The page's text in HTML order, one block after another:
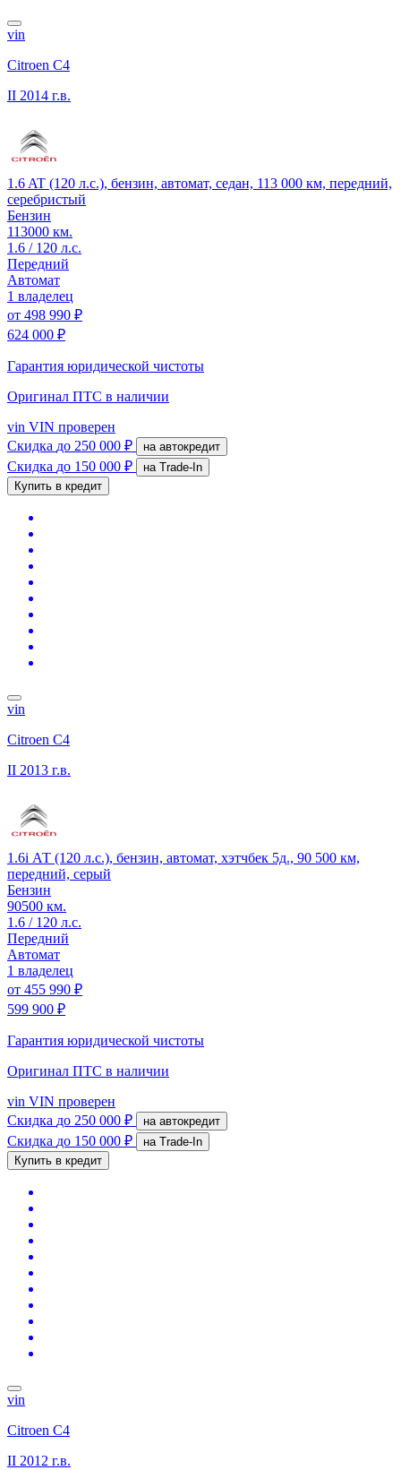
vin
Citroen C4
II 2014 г.в.
1.6 AT (120 л.с.), бензин, автомат, седан, 113 000 км, передний,
серебристый
Бензин
113000 км.
1.6 / 120 л.с.
Передний
Автомат
1 владелец
от 498 990 ₽
624 000 ₽
Гарантия юридической чистоты
Оригинал ПТС в наличии
vin VIN проверен
Скидка до 250 000 ₽ на автокредит
Скидка до 150 000 ₽
на Trade-In
Купить в кредит
vin
Citroen C4
II 2013 г.в.
1.6i АТ (120 л.с.), бензин, автомат, хэтчбек 5д., 90 500 км,
передний, серый
Бензин
90500 км.
1.6 / 120 л.с.
Передний
Автомат
1 владелец
от 455 990 ₽
599 900 ₽
Гарантия юридической чистоты
Оригинал ПТС в наличии
vin VIN проверен
Скидка до 250 000 ₽ на автокредит
Скидка до 150 000 ₽
на Trade-In
Купить в кредит
vin
Citroen C4
II 2012 г.в.